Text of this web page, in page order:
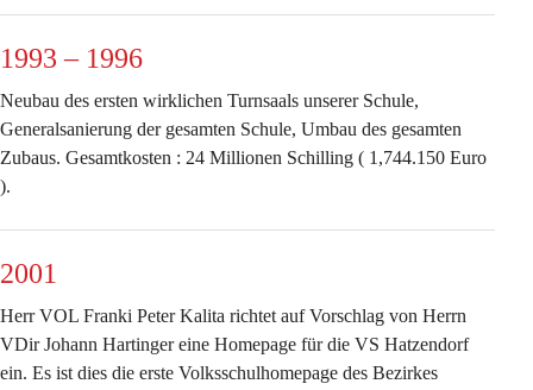
1993 – 1996
Neubau des ersten wirklichen Turnsaals unserer Schule,
Generalsanierung der gesamten Schule, Umbau des gesamten
Zubaus. Gesamtkosten : 24 Millionen Schilling ( 1,744.150 Euro
).
2001
Herr VOL Franki Peter Kalita richtet auf Vorschlag von Herrn
VDir Johann Hartinger eine Homepage für die VS Hatzendorf
ein. Es ist dies die erste Volksschulhomepage des Bezirkes